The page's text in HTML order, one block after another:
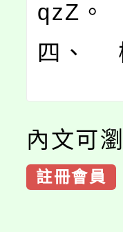
qzZ。
四、
內文可
註冊會員